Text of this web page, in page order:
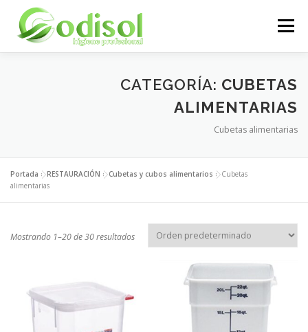
contenido
Menú
SERVICIOS PRODUCTOS
CATEGORÍA: CUBETAS
ALIMENTARIAS
Cubetas alimentarias
Portada »RESTAURACIÓN »Cubetas y cubos alimentarios »Cubetas
alimentarias
Mostrando 1–20 de 30 resultados